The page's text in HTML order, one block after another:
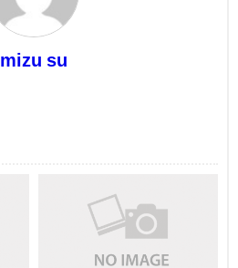
mizu su